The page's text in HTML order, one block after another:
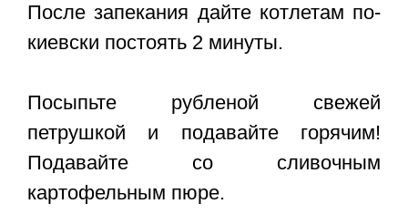
После запекания дайте котлетам по-
киевски постоять 2 минуты.
Посыпьте рубленой свежей
петрушкой и подавайте горячим!
Подавайте со сливочным
картофельным пюре.